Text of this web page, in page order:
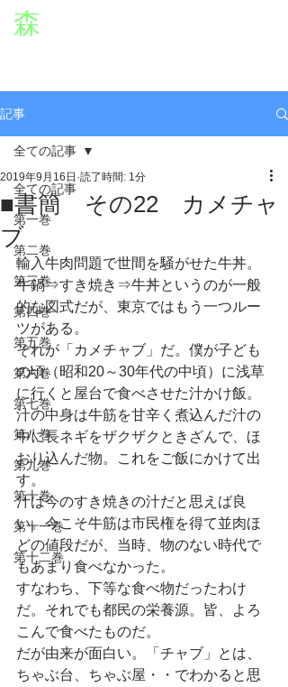
森
記事
全ての記事
第一巻
第二巻
第三巻
第四巻
第五巻
第六巻
第七巻
第八巻
第九巻
第十巻
第十一巻
第十二巻
全ての記事
■書簡 その22 カメチャ
ブ
2019年9月16日 読了時間: 1分
輸入牛肉問題で世間を騒がせた牛丼。
牛鍋⇒すき焼き⇒牛丼というのが一般
的な図式だが、東京ではもう一つルー
ツがある。
それが「カメチャブ」だ。僕が子ども
の頃（昭和20～30年代の中頃）に浅草
に行くと屋台で食べさせた汁かけ飯。
汁の中身は牛筋を甘辛く煮込んだ汁の
中に長ネギをザクザクときざんで、ほ
おり込んだ物。これをご飯にかけて出
す。
汁は今のすき焼きの汁だと思えば良
い。今こそ牛筋は市民権を得て並肉ほ
どの値段だが、当時、物のない時代で
もあまり食べなかった。
すなわち、下等な食べ物だったわけ
だ。それでも都民の栄養源。皆、よろ
こんで食べたものだ。
だが由来が面白い。「チャブ」とは、
ちゃぶ台、ちゃぶ屋・・でわかると思